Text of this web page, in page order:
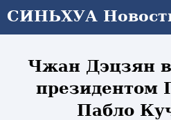
СИНЬХУА
Чжан Дэцзян
президентом
Пабло